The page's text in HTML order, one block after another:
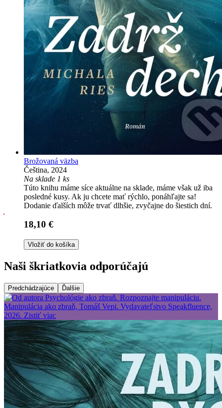
Brožovaná väzba
Čeština, 2024
Na sklade 1 ks
Túto knihu máme síce aktuálne na sklade, máme však už iba
posledné kusy. Ak ju chcete mať rýchlo, ponáhľajte sa!
Dodanie ďalších môže trvať dlhšie, zvyčajne do šiestich dní.
18,10 €
Vložiť do košíka
Naši škriatkovia odporúčajú
Predchádzajúce Ďalšie